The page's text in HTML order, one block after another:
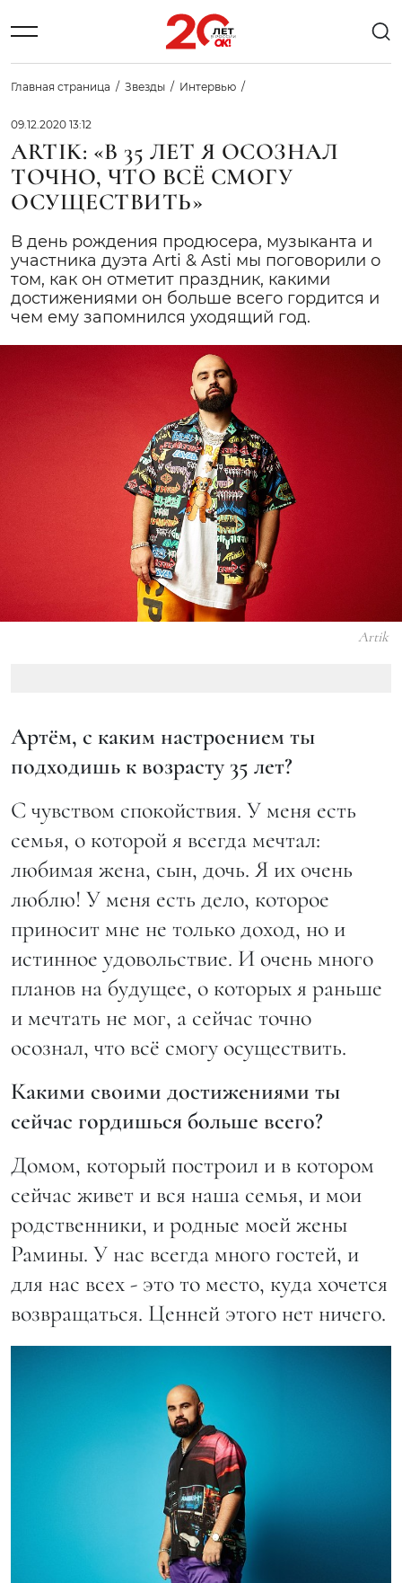
Главная страница Звезды Интервью
09.12.2020 13:12
ARTIK: «В 35 ЛЕТ Я ОСОЗНАЛ
ТОЧНО, ЧТО ВСЁ СМОГУ
ОСУЩЕСТВИТЬ»
В день рождения продюсера, музыканта и
участника дуэта Arti & Asti мы поговорили о
том, как он отметит праздник, какими
достижениями он больше всего гордится и
чем ему запомнился уходящий год.
Artik
Артём, с каким настроением ты
подходишь к возрасту 35 лет?
С чувством спокойствия. У меня есть
семья, о которой я всегда мечтал:
любимая жена, сын, дочь. Я их очень
люблю! У меня есть дело, которое
приносит мне не только доход, но и
истинное удовольствие. И очень много
планов на будущее, о которых я раньше
и мечтать не мог, а сейчас точно
осознал, что всё смогу осуществить.
Какими своими достижениями ты
сейчас гордишься больше всего?
Домом, который построил и в котором
сейчас живет и вся наша семья, и мои
родственники, и родные моей жены
Рамины. У нас всегда много гостей, и
для нас всех - это то место, куда хочется
возвращаться. Ценней этого нет ничего.